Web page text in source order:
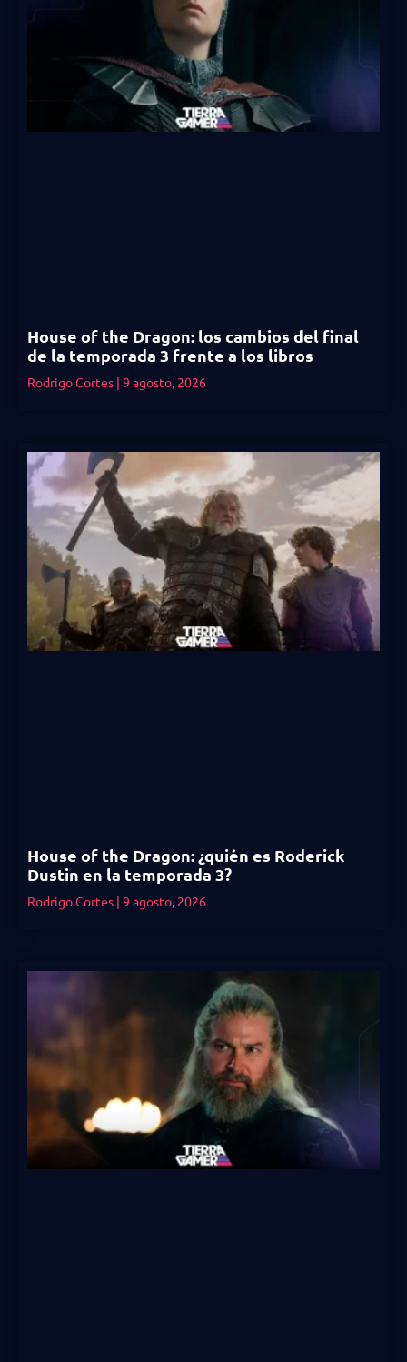
House of the Dragon: los cambios del final
de la temporada 3 frente a los libros
Rodrigo Cortes 9 agosto, 2026
House of the Dragon: ¿quién es Roderick
Dustin en la temporada 3?
Rodrigo Cortes 9 agosto, 2026